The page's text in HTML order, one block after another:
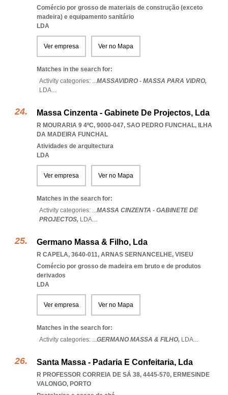
Comércio por grosso de materiais de construção (exceto
madeira) e equipamento sanitário
LDA
Ver empresa Ver no Mapa
Matches in the search for:
Activity categories: ...MASSAVIDRO - MASSA PARA VIDRO,
LDA...
Massa Cinzenta - Gabinete De Projectos, Lda
R MOURARIA 9 4ºC, 9000-047, SAO PEDRO FUNCHAL, ILHA
DA MADEIRA FUNCHAL
Atividades de arquitectura
LDA
Ver empresa Ver no Mapa
Matches in the search for:
Activity categories: ...MASSA CINZENTA - GABINETE DE
PROJECTOS, LDA...
Germano Massa & Filho, Lda
R CAPELA, 3640-011, ARNAS SERNANCELHE, VISEU
Comércio por grosso de madeira em bruto e de produtos
derivados
LDA
Ver empresa Ver no Mapa
Matches in the search for:
Activity categories: ...GERMANO MASSA & FILHO, LDA...
Santa Massa - Padaria E Confeitaria, Lda
R PROFESSOR CORREIA DE SÁ 38, 4445-570, ERMESINDE
VALONGO, PORTO